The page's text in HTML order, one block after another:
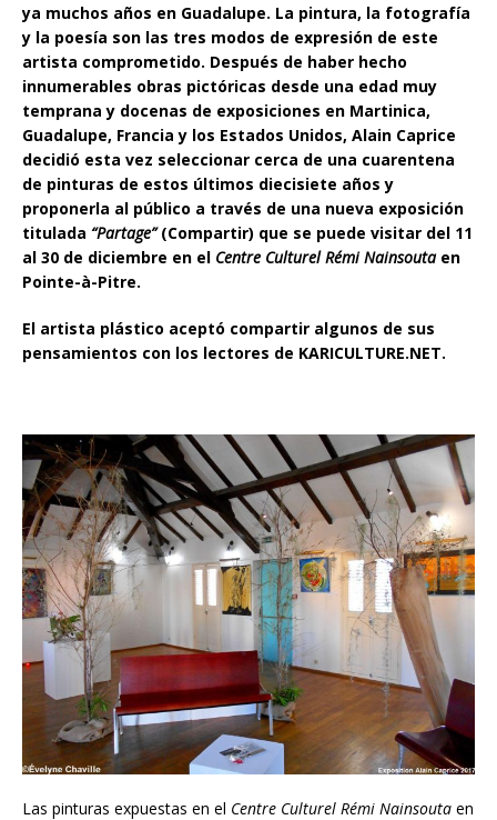
ya muchos años en Guadalupe. La pintura, la fotografía
y la poesía son las tres modos de expresión de este
artista comprometido. Después de haber hecho
innumerables obras pictóricas desde una edad muy
temprana y docenas de exposiciones en Martinica,
Guadalupe, Francia y los Estados Unidos, Alain Caprice
decidió esta vez seleccionar cerca de una cuarentena
de pinturas de estos últimos diecisiete años y
proponerla al público a través de una nueva exposición
titulada “Partage”(Compartir) que se puede visitar del 11
al 30 de diciembre en el Centre Culturel Rémi Nainsoutaen
Pointe-à-Pitre.
El artista plástico aceptó compartir algunos de sus
pensamientos con los lectores de KARICULTURE.NET.
Las pinturas expuestas en el Centre Culturel Rémi Nainsouta en